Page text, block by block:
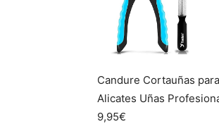
Candure Cortauñas
Alicates Uñas
9,95€